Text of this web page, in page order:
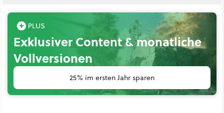
Exklusiver Content & monatliche
Vollversionen
25% im ersten Jahr sparen